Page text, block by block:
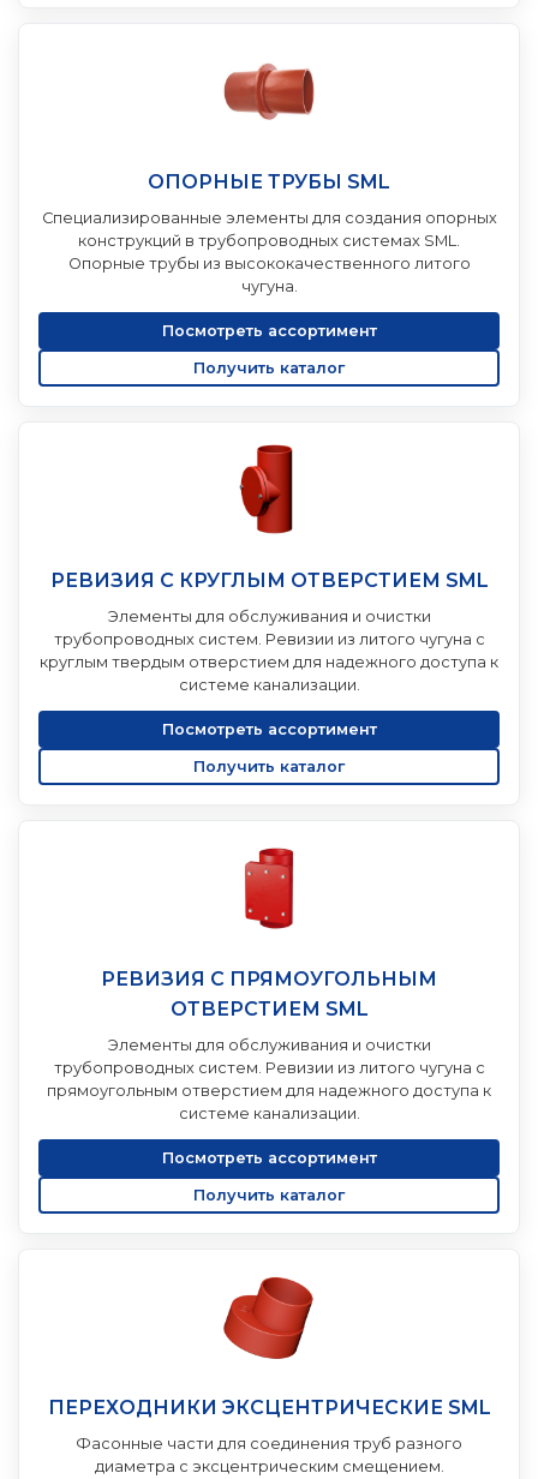
ОПОРНЫЕ ТРУБЫ SML
Специализированные элементы для создания опорных
конструкций в трубопроводных системах SML.
Опорные трубы из высококачественного литого
чугуна.
Посмотреть ассортимент
Получить каталог
РЕВИЗИЯ С КРУГЛЫМ ОТВЕРСТИЕМ SML
Элементы для обслуживания и очистки
трубопроводных систем. Ревизии из литого чугуна с
круглым твердым отверстием для надежного доступа к
системе канализации.
Посмотреть ассортимент
Получить каталог
РЕВИЗИЯ С ПРЯМОУГОЛЬНЫМ
ОТВЕРСТИЕМ SML
Элементы для обслуживания и очистки
трубопроводных систем. Ревизии из литого чугуна с
прямоугольным отверстием для надежного доступа к
системе канализации.
Посмотреть ассортимент
Получить каталог
ПЕРЕХОДНИКИ ЭКСЦЕНТРИЧЕСКИЕ SML
Фасонные части для соединения труб разного
диаметра с эксцентрическим смещением.